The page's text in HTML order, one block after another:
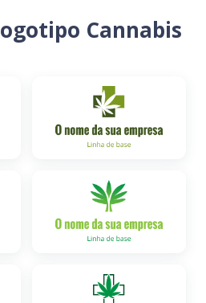
Cannabis